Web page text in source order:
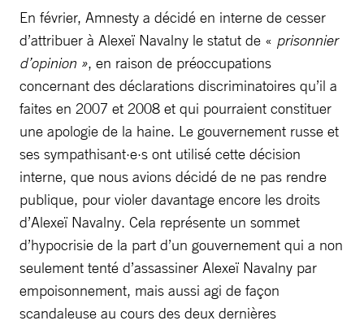
En février, Amnesty a décidé en interne de cesser
d’attribuer à Alexeï Navalny le statut de « prisonnier
d’opinion », en raison de préoccupations
concernant des déclarations discriminatoires qu’il a
faites en 2007 et 2008 et qui pourraient constituer
une apologie de la haine. Le gouvernement russe et
ses sympathisant·e·s ont utilisé cette décision
interne, que nous avions décidé de ne pas rendre
publique, pour violer davantage encore les droits
d’Alexeï Navalny. Cela représente un sommet
d’hypocrisie de la part d’un gouvernement qui a non
seulement tenté d’assassiner Alexeï Navalny par
empoisonnement, mais aussi agi de façon
scandaleuse au cours des deux dernières